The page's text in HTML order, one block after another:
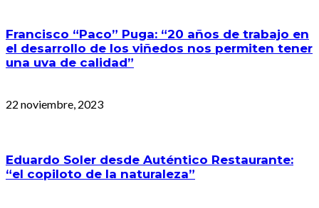
Francisco “Paco” Puga: “20 años de trabajo en
el desarrollo de los viñedos nos permiten tener
una uva de calidad”
22 noviembre, 2023
Eduardo Soler desde Auténtico Restaurante:
“el copiloto de la naturaleza”